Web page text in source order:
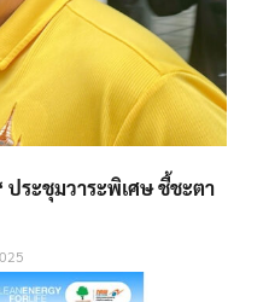
ระชุมวาระพิเศษ ชี้ชะตา